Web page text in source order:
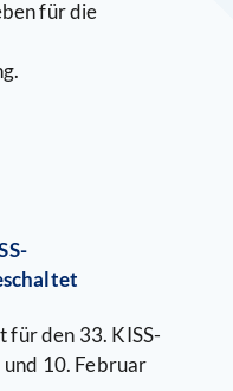
für die
für den 33. KISS-
10. Februar